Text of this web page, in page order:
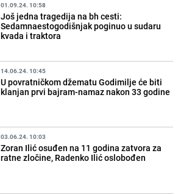
01.09.24. 10:58
Još jedna tragedija na bh cesti:
Sedamnaestogodišnjak poginuo u sudaru
kvada i traktora
14.06.24. 10:45
U povratničkom džematu Godimilje će biti
klanjan prvi bajram-namaz nakon 33 godine
03.06.24. 10:03
Zoran Ilić osuđen na 11 godina zatvora za
ratne zločine, Radenko Ilić oslobođen